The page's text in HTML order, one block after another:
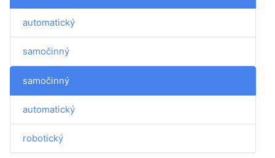
automatický
samočinný
samočinný
automatický
robotický